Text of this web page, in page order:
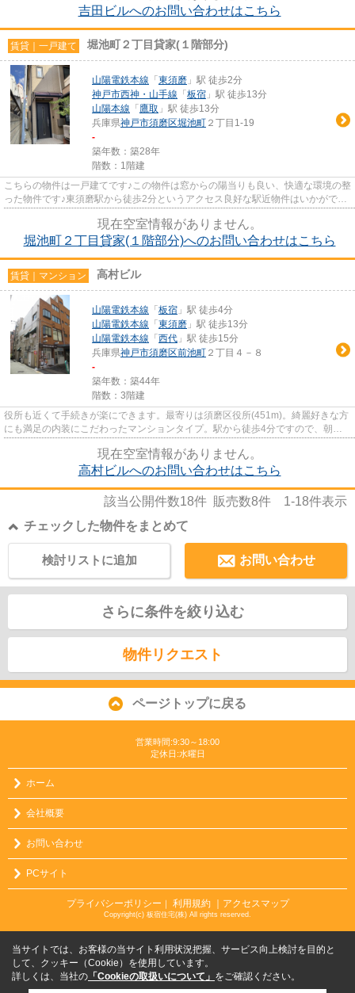
吉田ビルへのお問い合わせはこちら
賃貸｜一戸建て 堀池町２丁目貸家(１階部分)
山陽電鉄本線 「 東須磨 」駅 徒歩2分
神戸市西神・山手線 「 板宿 」駅 徒歩13分
山陽本線 「 鷹取 」駅 徒歩13分
兵庫県神戸市須磨区堀池町 ２丁目1-19
-
築年数：築28年
階数：1階建
こちらの物件は一戸建てです♪この物件は窓からの陽当りも良い、快適な環境の整
った物件です♪東須磨駅から徒歩2分というアクセス良好な駅近物件はいかがです
現在空室情報がありません。
堀池町２丁目貸家(１階部分)へのお問い合わせはこちら
賃貸｜マンション 高村ビル
山陽電鉄本線 「 板宿 」駅 徒歩4分
山陽電鉄本線 「 東須磨 」駅 徒歩13分
山陽電鉄本線 「 西代 」駅 徒歩15分
兵庫県神戸市須磨区前池町 ２丁目４－８
-
築年数：築44年
階数：3階建
役所も近くて手続きが楽にできます。最寄りは須磨区役所(451m)。綺麗好きな方
にも満足の内装にこだわったマンションタイプ。駅から徒歩4分ですので、朝食
現在空室情報がありません。
高村ビルへのお問い合わせはこちら
該当公開件数18件 販売数8件 1-18件表示
チェックした物件をまとめて
お問い合わせ
検討リストに追加
さらに条件を絞り込む
物件リクエスト
ページトップに戻る
営業時間:9:30～18:00
定休日:水曜日
ホーム
会社概要
お問い合わせ
PCサイト
プライバシーポリシー ｜ 利用規約 ｜アクセスマップ
Copyright(c) 板宿住宅(株) All rights reserved.
当サイトでは、お客様の当サイト利用状況把握、サービス向上検討を目的と
して、クッキー（Cookie）を使用しています。
詳しくは、当社の 「Cookieの取扱いについて」 をご確認ください。